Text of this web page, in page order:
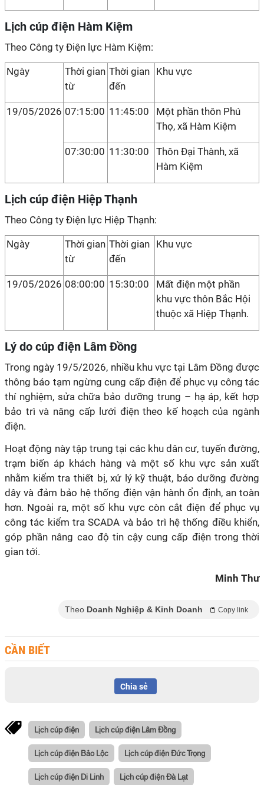
Lịch cúp điện Hàm Kiệm
Theo Công ty Điện lực Hàm Kiệm:
Ngày
Thời gian
từ
Thời gian
đến
Khu vực
19/05/2026 07:15:00 11:45:00
Một phần thôn Phú
Thọ, xã Hàm Kiệm
07:30:00 11:30:00
Thôn Đại Thành, xã
Hàm Kiệm
Lịch cúp điện Hiệp Thạnh
Theo Công ty Điện lực Hiệp Thạnh:
Ngày
Thời gian
từ
Thời gian
đến
Khu vực
19/05/2026 08:00:00 15:30:00
Mất điện một phần
khu vực thôn Bắc Hội
thuộc xã Hiệp Thạnh.
Lý do cúp điện Lâm Đồng
Trong ngày 19/5/2026, nhiều khu vực tại Lâm Đồng được
thông báo tạm ngừng cung cấp điện để phục vụ công tác
thí nghiệm, sửa chữa bảo dưỡng trung – hạ áp, kết hợp
bảo trì và nâng cấp lưới điện theo kế hoạch của ngành
điện.
Hoạt động này tập trung tại các khu dân cư, tuyến đường,
trạm biến áp khách hàng và một số khu vực sản xuất
nhằm kiểm tra thiết bị, xử lý kỹ thuật, bảo dưỡng đường
dây và đảm bảo hệ thống điện vận hành ổn định, an toàn
hơn. Ngoài ra, một số khu vực còn cắt điện để phục vụ
công tác kiểm tra SCADA và bảo trì hệ thống điều khiển,
góp phần nâng cao độ tin cậy cung cấp điện trong thời
gian tới.
Minh Thư
Theo Doanh Nghiệp & Kinh Doanh Copy link
CẦN BIẾT
Chia sẻ
Lịch cúp điện Lịch cúp điện Lâm Đồng
Lịch cúp điện Bảo Lộc Lịch cúp điện Đức Trọng
Lịch cúp điện Di Linh Lịch cúp điện Đà Lạt